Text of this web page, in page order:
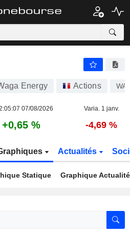
Energy Actions
07/08/2026 Varia. 1 janv.
+0,65 % -4,69 %
Actualités
Statique Graphique